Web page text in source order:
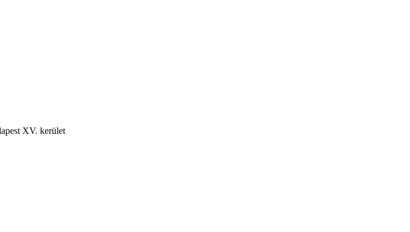
XV. kerület